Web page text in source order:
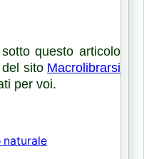
questo articolo
sito Macrolibrarsi
per voi.
naturale